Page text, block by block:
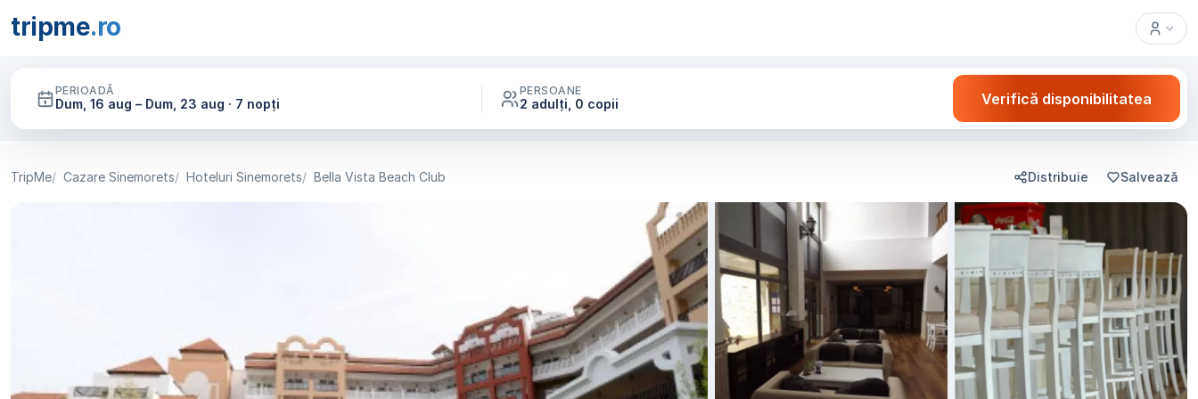
tripme.ro
PERIOADĂ
Dum, 16 aug – Dum, 23 aug · 7 nopți
PERSOANE
2 adulți, 0 copii Verifică disponibilitatea
TripMe Cazare Sinemorets Hoteluri Sinemorets Bella Vista Beach Club Distribuie Salvează